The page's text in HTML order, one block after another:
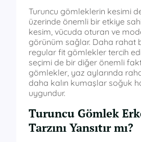
Turuncu gömleklerin kesimi de
üzerinde önemli bir etkiye
kesim, vücuda oturan ve
görünüm sağlar. Daha rahat
regular fit gömlekler tercih
seçimi de bir diğer önemli
gömlekler, yaz aylarında
daha kalın kumaşlar soğuk
uygundur.
Turuncu Gömlek
Tarzını Yansıtır mı?